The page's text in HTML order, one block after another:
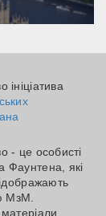
- це особисті
які
МзМ.